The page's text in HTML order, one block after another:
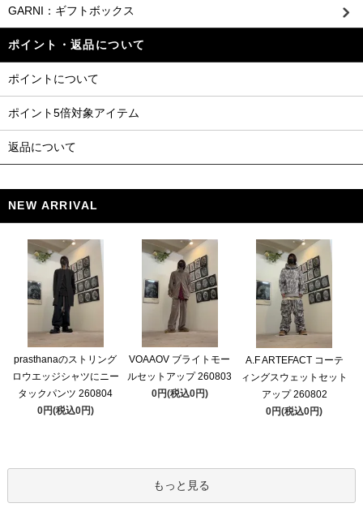
GARNI：ギフトボックス
ポイント・返品について
ポイントについて
ポイント5倍対象アイテム
返品について
NEW ARRIVAL
prasthanaのストリング
ロウエッジシャツにニー
タックパンツ 260804
0円(税込0円)
VOAAOV ブライトモー
ルセットアップ 260803
0円(税込0円)
A.F ARTEFACT コーテ
ィングスウェットセット
アップ 260802
0円(税込0円)
もっと見る